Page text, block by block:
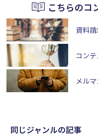
こちらのコ
資料請
コンテ
メル
同じジャンルの記事